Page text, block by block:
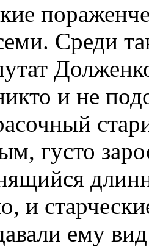
Среди
и не
густо
и
ему